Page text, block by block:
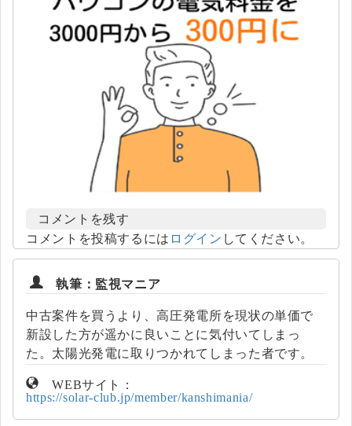
コメントを残す
コメントを投稿するには ログイン してください。
執筆：監視マニア
中古案件を買うより、高圧発電所を現状の単価で
新設した方が遥かに良いことに気付いてしまっ
た。太陽光発電に取りつかれてしまった者です。
WEBサイト：
https://solar-club.jp/member/kanshimania/